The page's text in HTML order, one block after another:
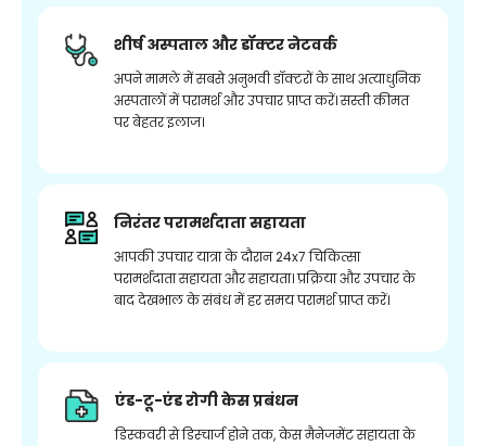
शीर्ष अस्पताल और डॉक्टर नेटवर्क
अपने मामले में सबसे अनुभवी डॉक्टरों के साथ अत्याधुनिक
अस्पतालों में परामर्श और उपचार प्राप्त करें। सस्ती कीमत
पर बेहतर इलाज।
निरंतर परामर्शदाता सहायता
आपकी उपचार यात्रा के दौरान 24x7 चिकित्सा
परामर्शदाता सहायता और सहायता। प्रक्रिया और उपचार के
बाद देखभाल के संबंध में हर समय परामर्श प्राप्त करें।
एंड-टू-एंड रोगी केस प्रबंधन
डिस्कवरी से डिस्चार्ज होने तक, केस मैनेजमेंट सहायता के